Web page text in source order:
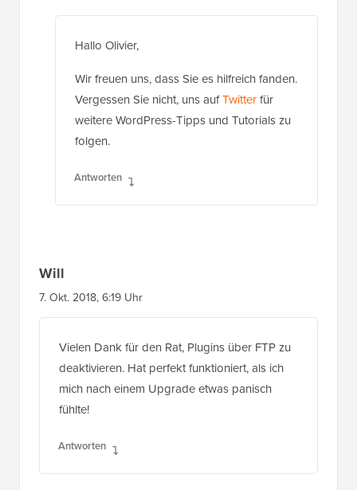
Hallo Olivier,
Wir freuen uns, dass Sie es hilfreich fanden.
Vergessen Sie nicht, uns aufTwitterfür
weitere WordPress-Tipps und Tutorials zu
folgen.
Antworten
Will
7. Okt. 2018, 6:19 Uhr
Vielen Dank für den Rat, Plugins über FTP zu
deaktivieren. Hat perfekt funktioniert, als ich
mich nach einem Upgrade etwas panisch
fühlte!
Antworten